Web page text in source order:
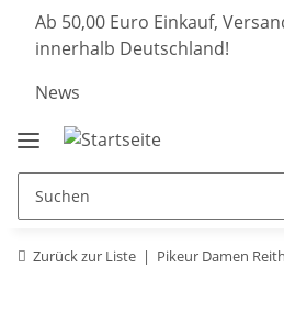
Ab 50,00 Euro Einkauf,
innerhalb Deutschland!
News
Zurück zur Liste Pikeur Damen